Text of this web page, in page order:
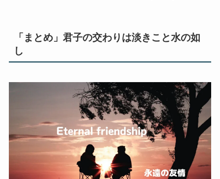
「まとめ」君子の交わりは淡きこと水の如
し